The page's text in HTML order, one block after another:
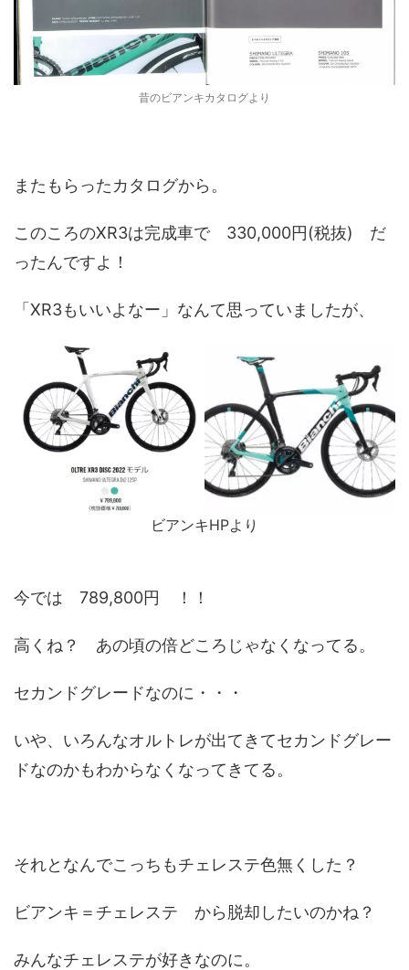
昔のビアンキカタログより
またもらったカタログから。
このころのXR3は完成車で 330,000円(税抜) だ
ったんですよ！
「XR3もいいよなー」なんて思っていましたが、
ビアンキHPより
今では 789,800円 ！！
高くね？ あの頃の倍どころじゃなくなってる。
セカンドグレードなのに・・・
いや、いろんなオルトレが出てきてセカンドグレー
ドなのかもわからなくなってきてる。
それとなんでこっちもチェレステ色無くした？
ビアンキ＝チェレステ から脱却したいのかね？
みんなチェレステが好きなのに。